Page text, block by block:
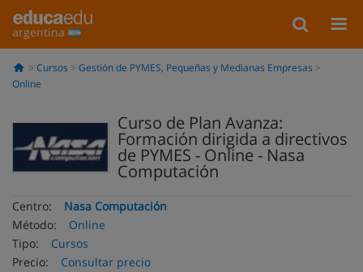
argentina
Cursos
Gestión de PYMES, Pequeñas y Medianas Empresas
Online
Curso de Plan Avanza:
Formación dirigida a directivos
de PYMES - Online - Nasa
Computación
Centro:
Nasa Computación
Método:
Online
Tipo:
Cursos
Precio:
Consultar precio